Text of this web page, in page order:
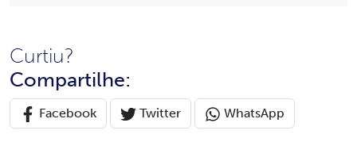
Curtiu?
Compartilhe:
Facebook Twitter WhatsApp